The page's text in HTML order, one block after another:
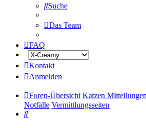
Suche
Das Team
FAQ
Kontakt
Anmelden
Foren-Übersicht Katzen
Notfälle Vermittlungsseiten
Suche